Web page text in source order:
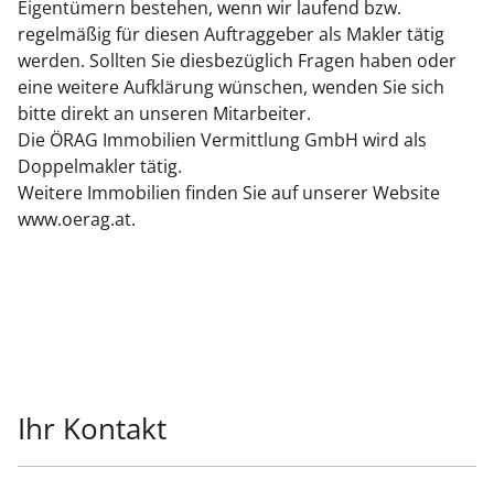
Eigentümern bestehen, wenn wir laufend bzw.
regelmäßig für diesen Auftraggeber als Makler tätig
werden. Sollten Sie diesbezüglich Fragen haben oder
eine weitere Aufklärung wünschen, wenden Sie sich
bitte direkt an unseren Mitarbeiter.
Die ÖRAG Immobilien Vermittlung GmbH wird als
Doppelmakler tätig.
Weitere Immobilien finden Sie auf unserer Website
www.oerag.at.
Ihr Kontakt